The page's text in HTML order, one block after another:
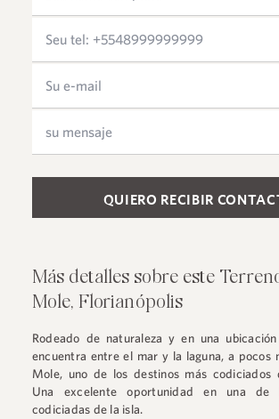
Please leave this field empty.
Más detalles sobre este
Mole, Florianópolis
Rodeado de naturaleza y en una
encuentra entre el mar y la laguna, a pocos
Mole, uno de los destinos más codiciados
Una excelente oportunidad en una de
codiciadas de la isla.